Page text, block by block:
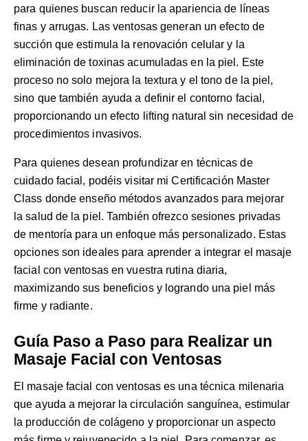
para quienes buscan reducir la apariencia de líneas
finas y arrugas. Las ventosas generan un efecto de
succión que estimula la renovación celular y la
eliminación de toxinas acumuladas en la piel. Este
proceso no solo mejora la textura y el tono de la piel,
sino que también ayuda a definir el contorno facial,
proporcionando un efecto lifting natural sin necesidad de
procedimientos invasivos.
Para quienes desean profundizar en técnicas de
cuidado facial, podéis visitar miCertificación Master
Class donde enseño métodos avanzados para mejorar
la salud de la piel. También ofrezco sesiones privadas
de mentoría para un enfoque más personalizado. Estas
opciones son ideales para aprender a integrar el masaje
facial con ventosas en vuestra rutina diaria,
maximizando sus beneficios y logrando una piel más
firme y radiante.
Guía Paso a Paso para Realizar un
Masaje Facial con Ventosas
El masaje facial con ventosas es una técnica milenaria
que ayuda a mejorar la circulación sanguínea, estimular
la producción de colágeno y proporcionar un aspecto